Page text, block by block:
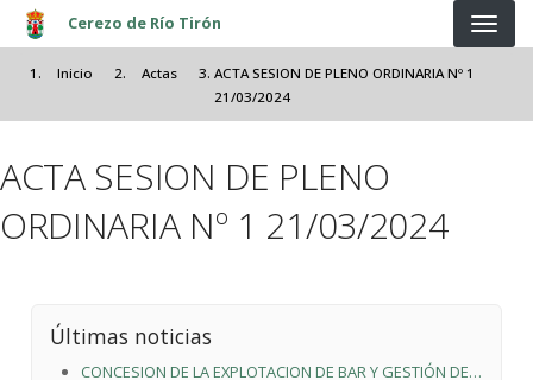
Pasar al contenido principal
Cerezo de Río Tirón
Inicio Actas
ACTA SESION DE PLENO ORDINARIA Nº 1
21/03/2024
ACTA SESION DE PLENO
ORDINARIA Nº 1 21/03/2024
Últimas noticias
CONCESION DE LA EXPLOTACION DE BAR Y GESTIÓN DE